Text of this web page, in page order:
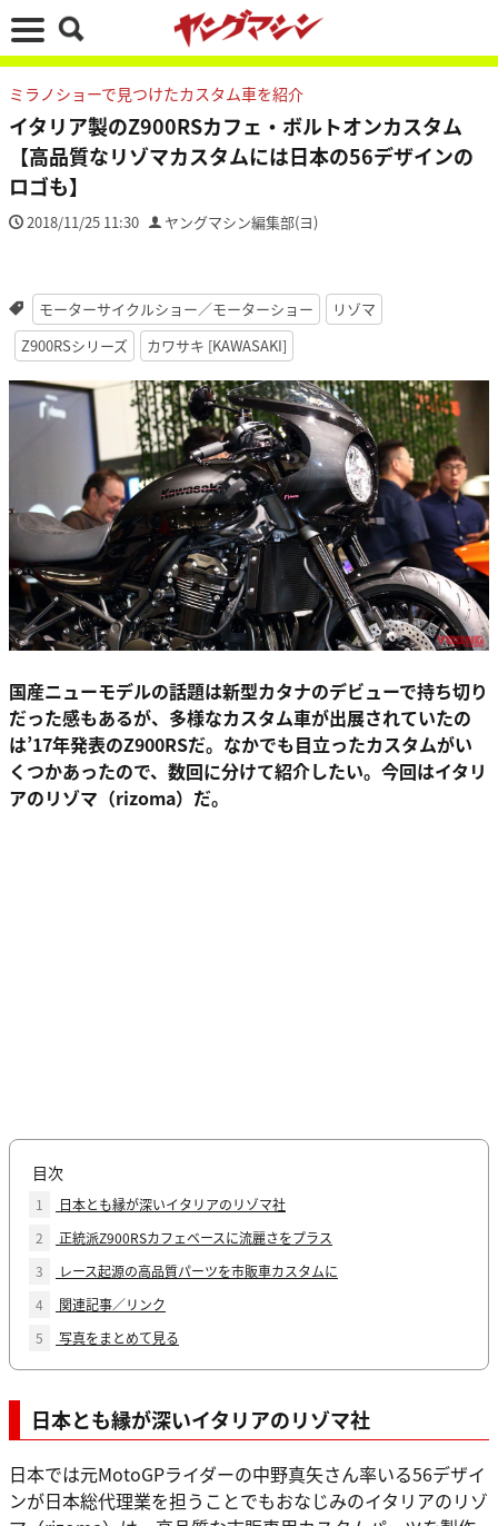
ミラノショーで見つけたカスタム車を紹介
イタリア製のZ900RSカフェ・ボルトオンカスタム
【高品質なリゾマカスタムには日本の56デザインの
ロゴも】
2018/11/25 11:30 ヤングマシン編集部(ヨ)
モーターサイクルショー／モーターショー
リゾマ
Z900RSシリーズ
カワサキ [KAWASAKI]
国産ニューモデルの話題は新型カタナのデビューで持ち切り
だった感もあるが、多様なカスタム車が出展されていたの
は’17年発表のZ900RSだ。なかでも目立ったカスタムがい
くつかあったので、数回に分けて紹介したい。今回はイタリ
アのリゾマ（rizoma）だ。
目次
1
日本とも縁が深いイタリアのリゾマ社
2
正統派Z900RSカフェベースに流麗さをプラス
3
レース起源の高品質パーツを市販車カスタムに
4
関連記事／リンク
5
写真をまとめて見る
日本とも縁が深いイタリアのリゾマ社
日本では元MotoGPライダーの中野真矢さん率いる56デザイ
ンが日本総代理業を担うことでもおなじみのイタリアのリゾ